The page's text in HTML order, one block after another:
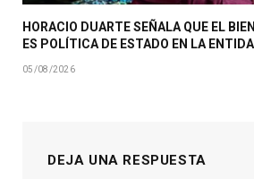
HORACIO DUARTE SEÑALA QUE EL
ES POLÍTICA DE ESTADO EN LA
05/08/2026
DEJA UNA RESPUESTA